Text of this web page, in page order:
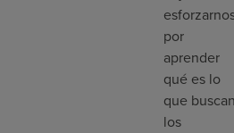
por
aprender
qué es lo
que buscan
los